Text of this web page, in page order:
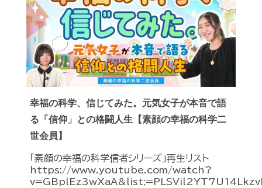
幸福の科学、信じてみた。元気女子が本音で語
る「信仰」との格闘人生【素顔の幸福の科学二
世会員】
「素顔の幸福の科学信者シリーズ」再生リスト
https://www.youtube.com/watch?